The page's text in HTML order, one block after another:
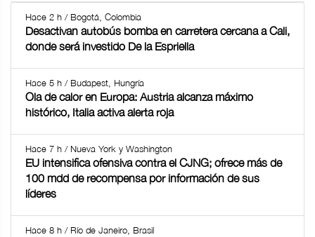
Hace 2 h / Bogotá, Colombia
Desactivan autobús bomba en carretera cercana a Cali,
donde será investido De la Espriella
Hace 5 h / Budapest, Hungría
Ola de calor en Europa: Austria alcanza máximo
histórico, Italia activa alerta roja
Hace 7 h / Nueva York y Washington
EU intensifica ofensiva contra el CJNG; ofrece más de
100 mdd de recompensa por información de sus
líderes
Hace 8 h / Río de Janeiro, Brasil